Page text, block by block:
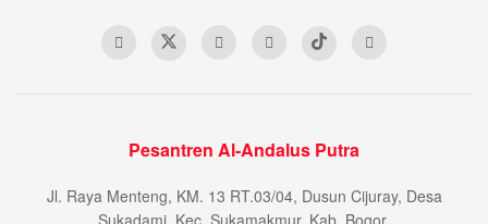
Pesantren Al-Andalus Putra
Jl. Raya Menteng, KM. 13 RT.03/04, Dusun Cijuray, Desa